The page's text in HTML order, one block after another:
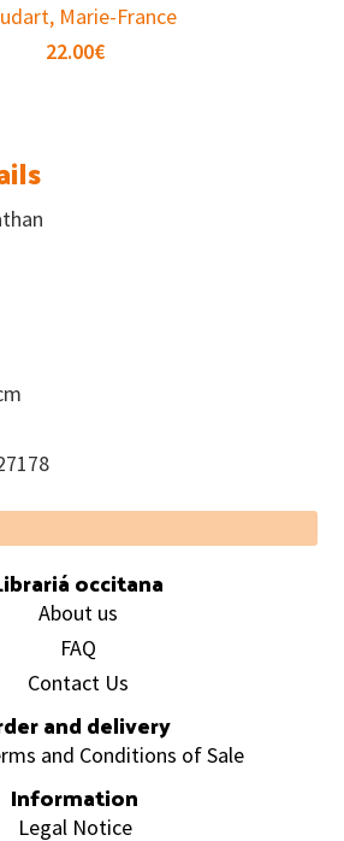
Marie-France
22.00€
occitana
About us
FAQ
Contact Us
and delivery
and Conditions of Sale
Information
Legal Notice